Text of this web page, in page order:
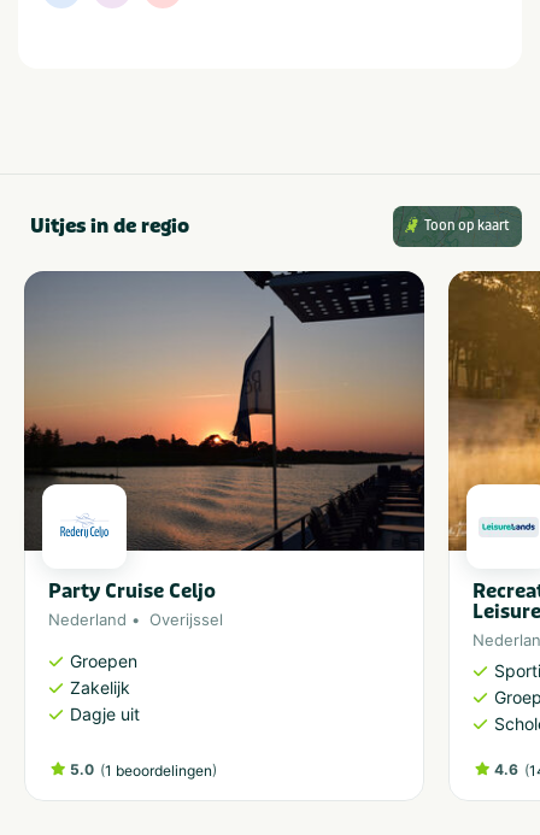
Uitjes in de regio Toon op kaart
Party Cruise Celjo
Nederland Overijssel
Groepen
Zakelijk
Dagje uit
5.0 (1 beoordelingen) 4.6 (